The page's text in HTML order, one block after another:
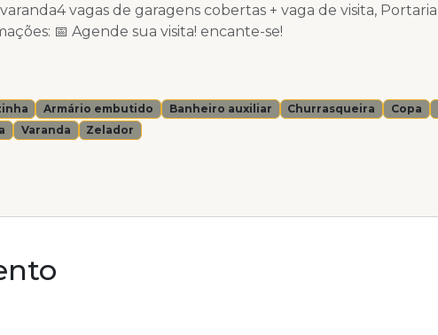
vagas de garagens cobertas + vaga de visita,
📅 Agende sua visita! encante-se!
Armário embutido Banheiro auxiliar Churrasqueira Copa
Varanda Zelador